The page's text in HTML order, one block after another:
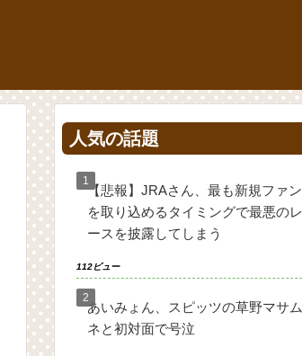
人気の話題
【悲報】JRAさん、最も新規ファン
を取り込めるタイミングで最悪のレ
ースを披露してしまう
112ビュー
あいみょん、スピッツの草野マサム
ネと初対面で号泣